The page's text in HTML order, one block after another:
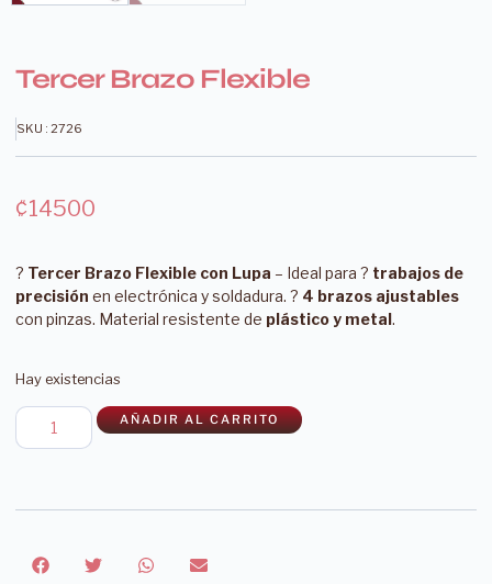
Tercer Brazo Flexible
SKU : 2726
₡14500
? Tercer Brazo Flexible con Lupa – Ideal para ? trabajos de
precisión en electrónica y soldadura. ? 4 brazos ajustables
con pinzas. Material resistente de plástico y metal.
Hay existencias
AÑADIR AL CARRITO